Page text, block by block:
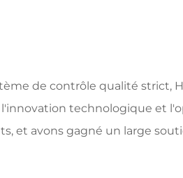
de contrôle qualité strict,
l'innovation technologique et
et avons gagné un large